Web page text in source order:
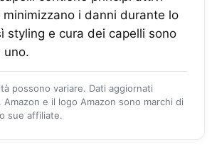
i danni durante lo
styling e cura dei capelli sono
uno.
possono variare. Dati aggiornati
Amazon e il logo Amazon sono marchi di
sue affiliate.